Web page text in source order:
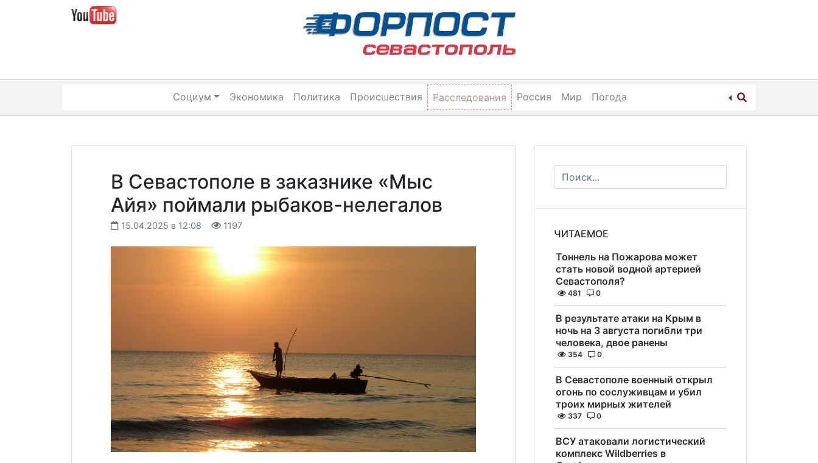
Социум Экономика Политика Происшествия Расследования Россия Мир Погода
В Севастополе в заказнике «Мыс
Айя» поймали рыбаков-нелегалов
15.04.2025 в 12:08 1197
ЧИТАЕМОЕ
Тоннель на Пожарова может
стать новой водной артерией
Севастополя?
481 0
В результате атаки на Крым в
ночь на 3 августа погибли три
человека, двое ранены
354 0
В Севастополе военный открыл
огонь по сослуживцам и убил
троих мирных жителей
337 0
ВСУ атаковали логистический
комплекс Wildberries в